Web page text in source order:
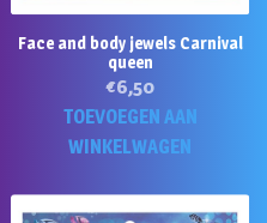
Face and body jewels Carnival
queen
€6,50
TOEVOEGEN AAN
WINKELWAGEN